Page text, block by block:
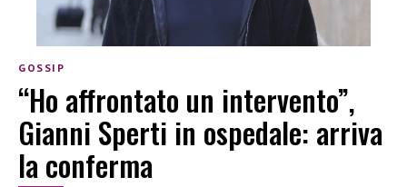
GOSSIP
“Ho affrontato un intervento”,
Gianni Sperti in ospedale: arriva
la conferma